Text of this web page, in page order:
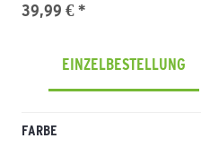
39,99 € *
EINZELBESTELLUNG
FARBE